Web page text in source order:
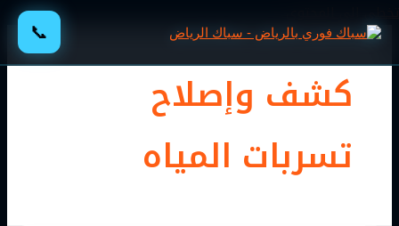
📞
كشف وإصلاح
تسربات المياه